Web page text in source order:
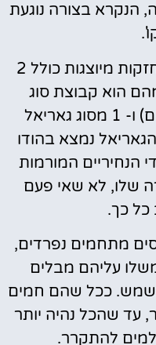
הנקרא בצורה נוגעת
רוב משפחת 22 התנינים החזקות מיוצגות כולל 2
הוא קבוצת סוג
עם 5 מינים) ו- 1 מסוג גאריאל
נמצא בהודו
הנחיריים המורמות
שלו, לא שאי פעם
כל כך.
מתחמים נפרדים,
עליהם מבלים
בשמש. ככל שהם חמים
עד שהכל נהיה יותר
למים להתקרר.